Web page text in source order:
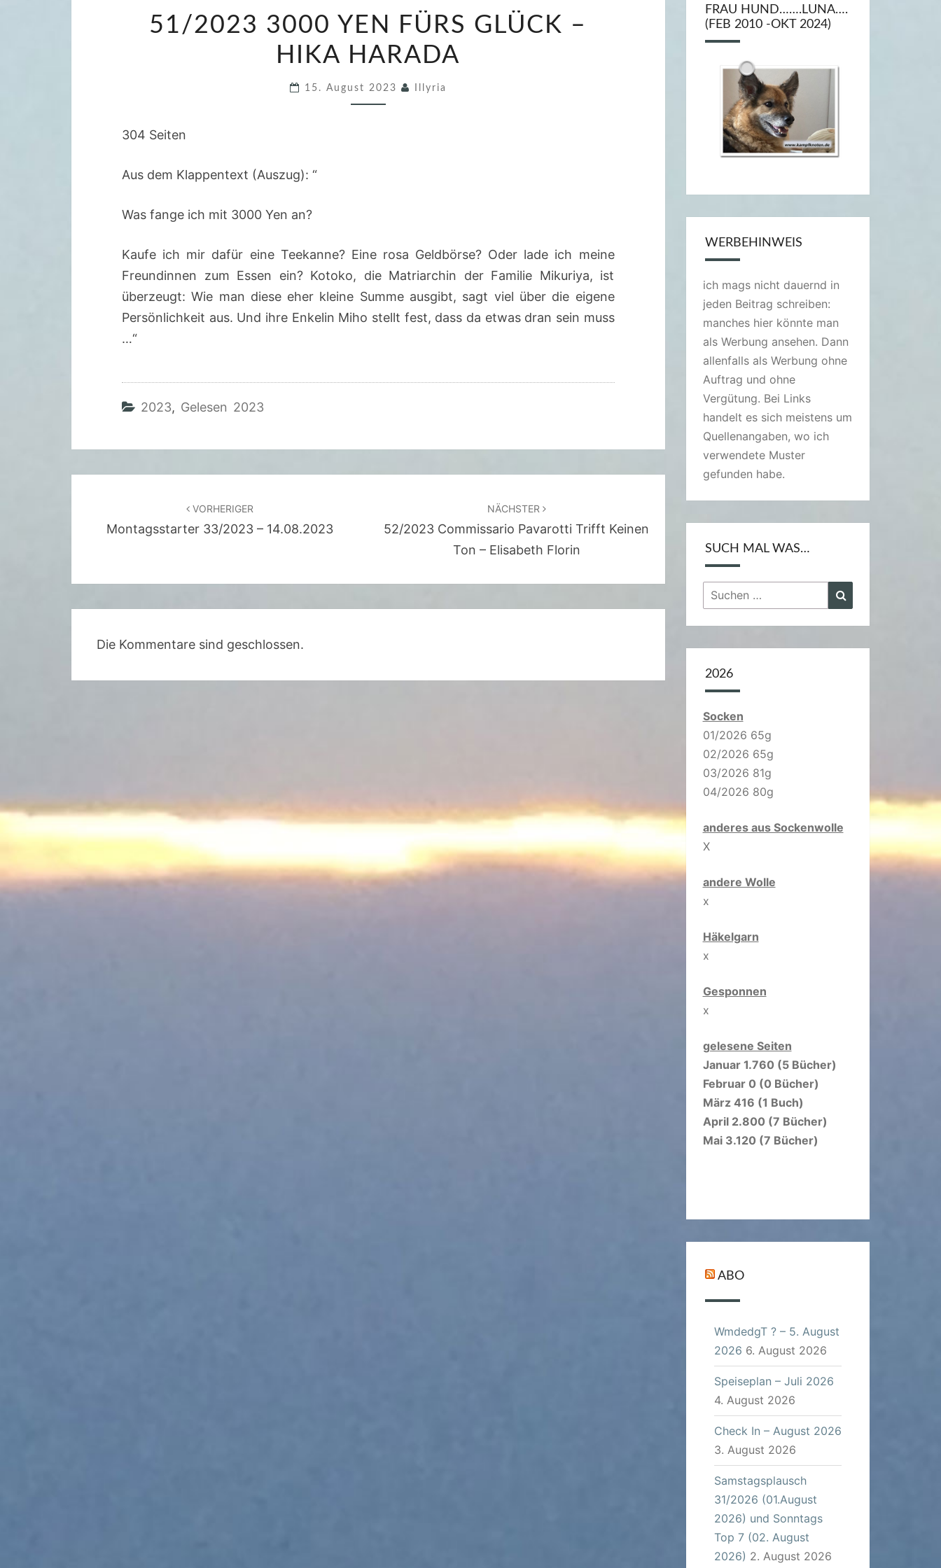
1
/
0
E
N
F
Ü
G
C
D
51/2023 3000 YEN FÜRS GLÜCK –
HIKA HARADA
15. August 2023 Illyria
304 Seiten
Aus dem Klappentext (Auszug): “
Was fange ich mit 3000 Yen an?
Kaufe ich mir dafür eine Teekanne? Eine rosa Geldbörse? Oder lade ich meine
Freundinnen zum Essen ein? Kotoko, die Matriarchin der Familie Mikuriya, ist
überzeugt: Wie man diese eher kleine Summe ausgibt, sagt viel über die eigene
Persönlichkeit aus. Und ihre Enkelin Miho stellt fest, dass da etwas dran sein muss
…“
2023, Gelesen 2023
Beitragsnavigation
VORHERIGER
Montagsstarter 33/2023 – 14.08.2023
NÄCHSTER
52/2023 Commissario Pavarotti Trifft Keinen
Ton – Elisabeth Florin
Die Kommentare sind geschlossen.
FRAU HUND…….LUNA….
(FEB 2010 -OKT 2024)
WERBEHINWEIS
ich mags nicht dauernd in
jeden Beitrag schreiben:
manches hier könnte man
als Werbung ansehen. Dann
allenfalls als Werbung ohne
Auftrag und ohne
Vergütung. Bei Links
handelt es sich meistens um
Quellenangaben, wo ich
verwendete Muster
gefunden habe.
SUCH MAL WAS…
Suchen
nach:
2026
Socken
01/2026 65g
02/2026 65g
03/2026 81g
04/2026 80g
anderes aus Sockenwolle
X
andere Wolle
x
Häkelgarn
x
Gesponnen
x
gelesene Seiten
Januar 1.760 (5 Bücher)
Februar 0 (0 Bücher)
März 416 (1 Buch)
April 2.800 (7 Bücher)
Mai 3.120 (7 Bücher)
ABO
WmdedgT ? – 5. August
2026 6. August 2026
Speiseplan – Juli 2026
4. August 2026
Check In – August 2026
3. August 2026
Samstagsplausch
31/2026 (01.August
2026) und Sonntags
Top 7 (02. August
2026) 2. August 2026